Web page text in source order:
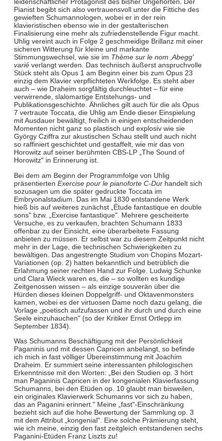
leidenschaftlicher Protagonist des bisher Ungehörten. Der
Pianist begibt sich also vertrauensvoll unter die Fittiche des
gewieften Schumannologen, wobei er in der rein
klavieristischen ebenso wie in der gestalterischen
Finalisierung eine mehr als zufriedenstellende Figur macht.
Uhlig vereint auch in Folge 2 geschmeidige Brillanz mit einer
sicheren Witterung für kleine und markante
Stimmungswechsel, wie sie im Thème sur le nom ‚Abegg'
variéverlangt werden. Das technisch äußerst anspruchvolle
Stück steht als Opus 1 am Beginn einer bis zum Opus 23
einzig dem Klavier verpflichteten Werkfolge. Es steht aber
auch – wie Draheim sorgfältig durchleuchtet – für eine
verwirrende, slalomartige Entstehungs- und
Publikationsgeschichte. Ähnliches gilt auch für die als Opus
7 vertraute Toccata, die Uhlig am Ende dieser Einspielung
mit Ausdauer bewältigt, freilich in einigen entscheidenden
Momenten nicht ganz so plastisch und explosiv wie sie
György Cziffra zur akustischen Schau stellt und auch nicht
so raffiniert geschichtet und gestaffelt, wie mir das von
Horowitz auf seiner berühmten CBS-LP „The Sound of
Horowitz" in Erinnerung ist.
Bei dem am Beginn der Programmfolge von Uhlig
präsentierten Exercise pour le pianoforte C-Durhandelt sich
sozusagen um die später gedruckte Toccata im
Embryonalstadium. Das im Mai 1830 entstandene Werk
hieß bis auf weiteres zunächst „Étude fantastique en double
sons" bzw. „Exercise fantastique". Mehrere gescheiterte
Versuche, es zu verkaufen, brachten Schumann 1833
offenbar zu der Einsicht, eine überarbeitete Fassung
anbieten zu müssen. Er selbst war zu diesem Zeitpunkt nicht
mehr in der Lage, die technischen Schwierigkeiten zu
bewältigen. Das angestrengte Studium von Chopins Mozart-
Variationen (op. 2) hatten bekanntlich und betrüblich die
Erlahmung seiner rechten Hand zur Folge. Ludwig Schunke
und Clara Wieck waren es, die – so wollten es kundige
Zeitgenossen wissen – als einzige souverän über die
Hürden dieses kleinen Doppelgriff- und Oktavenmonsters
kamen, wobei es der virtuosen Dame noch dazu gelang, die
Vorlage „poetisch aufzufassen und ihr durch und durch eine
Seele einzuhauchen" (so der Kritiker Ernst Ortlepp im
September 1834).
Was Schumanns Beschäftigung mit der Persönlichkeit
Paganinis und mit dessen Capricen anbelangt, so befinde
ich mich in fast völliger Übereinstimmung mit Joachim
Draheim. Er summiert seine interessanten philologischen
Erkenntnisse mit den Worten: „Bei den Studien op. 3 hört
man Paganinis Capricen in der kongenialen Klavierfassung
Schumanns, bei den Etüden op. 10 glaubt man bisweilen,
ein originales Klavierwerk Schumanns vor sich zu haben,
das an Paganini erinnert." Meine „fast"-Einschränkung
bezieht sich auf die hohe Bewertung der Sammlung op. 3
mit dem Attribut „kongenial". Eine solche Prämierung steht,
wie ich meine, einzig den fast zeitgleich entstandenen sechs
Paganini-Etüden Franz Liszts zu!